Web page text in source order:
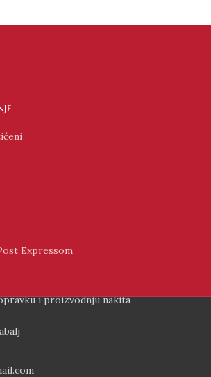
Expressom
i proizvodnju nakita